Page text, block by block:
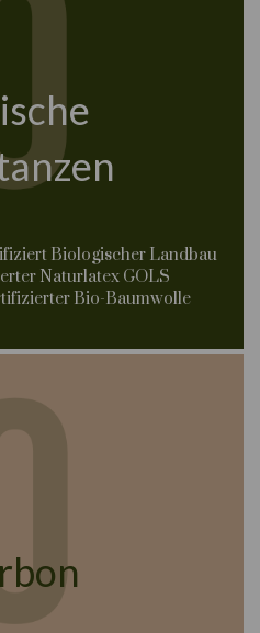
Biologischer Landbau
Naturlatex GOLS
Bio-Baumwolle